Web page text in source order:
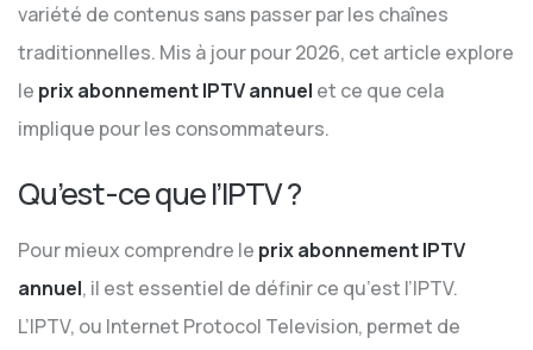
variété de contenus sans passer par les chaînes
traditionnelles. Mis à jour pour 2026, cet article explore
le prix abonnement IPTV annuel et ce que cela
implique pour les consommateurs.
Qu’est-ce que l’IPTV ?
Pour mieux comprendre le prix abonnement IPTV
annuel, il est essentiel de définir ce qu’est l’IPTV.
L’IPTV, ou Internet Protocol Television, permet de